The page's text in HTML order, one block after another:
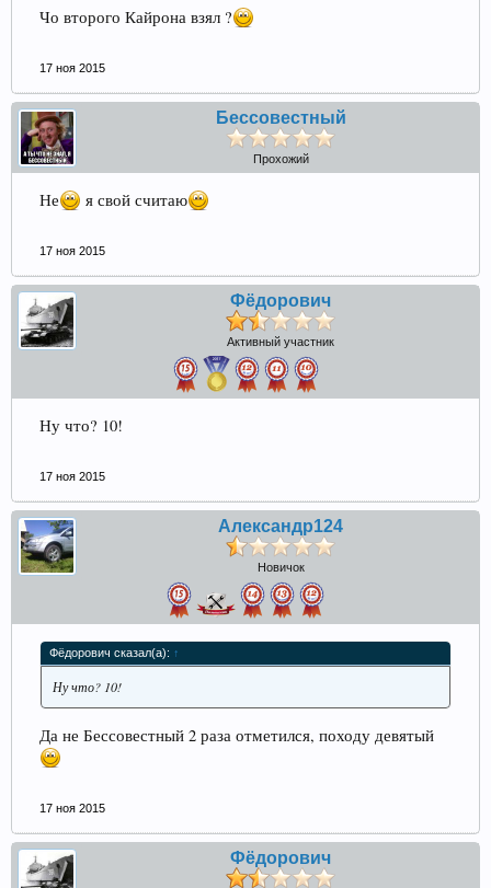
Чо второго Кайрона взял ?
17 ноя 2015
Бессовестный
Прохожий
Не я свой считаю
17 ноя 2015
Фёдорович
Активный участник
Ну что? 10!
17 ноя 2015
Александр124
Новичок
Фёдорович сказал(а): ↑
Ну что? 10!
Да не Бессовестный 2 раза отметился, походу девятый
17 ноя 2015
Фёдорович